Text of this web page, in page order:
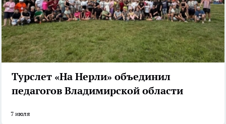
Турслет «На Нерли» объединил
педагогов Владимирской области
7 июля